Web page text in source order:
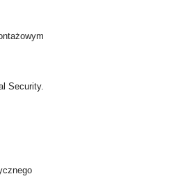
Security.